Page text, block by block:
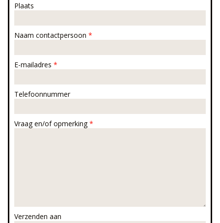
Plaats
Naam contactpersoon *
E-mailadres *
Telefoonnummer
Vraag en/of opmerking*
Verzenden aan